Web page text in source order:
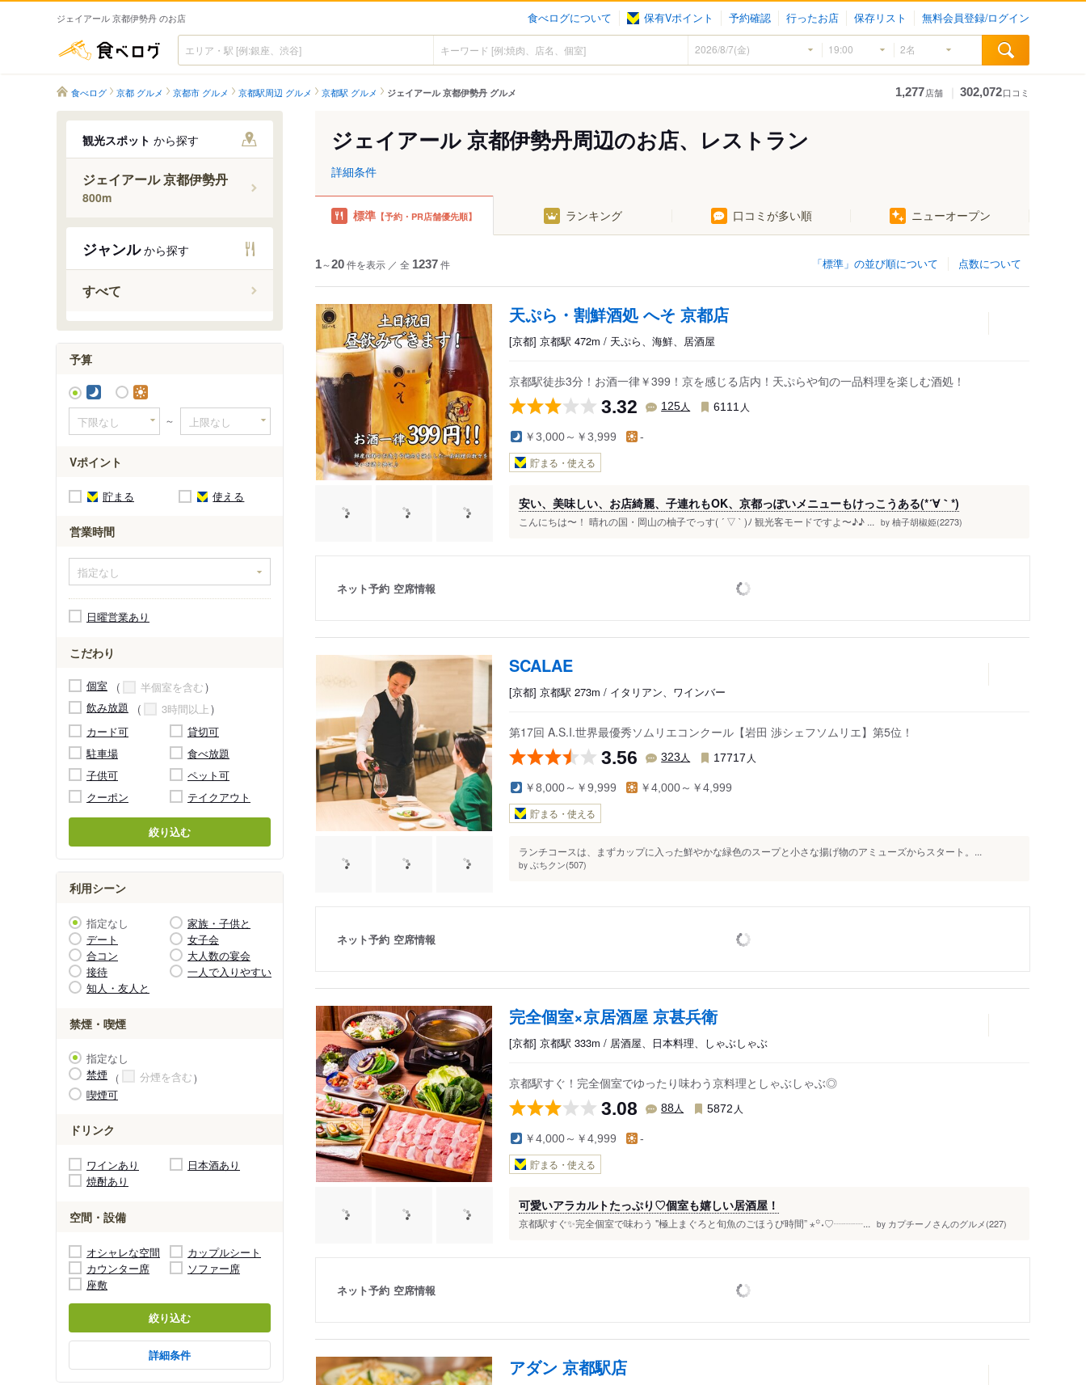
ジェイアール 京都伊勢丹 のお店 食べログについて 保有Vポイント 予約確認 行ったお店 保存リスト 無料会員登録/ログイン
食べログ
食べログ 京都 グルメ 京都市 グルメ 京都駅周辺 グルメ 京都駅 グルメ ジェイアール 京都伊勢丹 グルメ 1,277店舗 302,072口コミ
観光スポット から探す
ジェイアール 京都伊勢丹
800m
ジャンルから探す
すべて
予算
～
Vポイント
貯まる 使える
営業時間
日曜営業あり
こだわり
個室
半個室を含む
飲み放題
3時間以上
カード可
貸切可
駐車場
食べ放題
子供可
ペット可
クーポン
テイクアウト
絞り込む
利用シーン
指定なし
家族・子供と
デート
女子会
合コン
大人数の宴会
接待
一人で入りやすい
知人・友人と
禁煙・喫煙
指定なし
禁煙
分煙を含む
喫煙可
ドリンク
ワインあり
日本酒あり
焼酎あり
空間・設備
オシャレな空間
カップルシート
カウンター席
ソファー席
座敷
絞り込む
詳細条件
ジェイアール 京都伊勢丹周辺のお店、レストラン
詳細条件
標準 【予約・PR店舗優先順】 ランキング 口コミが多い順 ニューオープン
1～20件を表示 ／ 全 1237件 点数について
「標準」の並び順について
天ぷら・割鮮酒処 へそ 京都店
[京都] 京都駅 472m / 天ぷら、海鮮、居酒屋
京都駅徒歩3分！お酒一律￥399！京を感じる店内！天ぷらや旬の一品料理を楽しむ酒処！
3.32 125人 6111 人
￥3,000～￥3,999 -
貯まる・使える
安い、美味しい、お店綺麗、子連れもOK、京都っぽいメニューもけっこうある(*´∀｀*)
こんにちは〜！ 晴れの国・岡山の柚子でっす( ´ ▽ ` )ﾉ 観光客モードですよ〜♪♪ ... by 柚子胡椒姫(2273)
ネット予約 空席情報
SCALAE
[京都] 京都駅 273m / イタリアン、ワインバー
第17回 A.S.I.世界最優秀ソムリエコンクール【岩田 渉シェフソムリエ】第5位！
3.56 323 人 17717 人
￥8,000～￥9,999 ￥4,000～￥4,999
貯まる・使える
ランチコースは、まずカップに入った鮮やかな緑色のスープと小さな揚げ物のアミューズからスタート。...
by ぶちクン(507)
ネット予約 空席情報
完全個室×京居酒屋 京甚兵衛
[京都] 京都駅 333m / 居酒屋、日本料理、しゃぶしゃぶ
京都駅すぐ！完全個室でゆったり味わう京料理としゃぶしゃぶ◎
3.08 88人 5872 人
￥4,000～￥4,999 -
貯まる・使える
可愛いアラカルトたっぷり♡個室も嬉しい居酒屋！
京都駅すぐ✨完全個室で味わう "極上まぐろと旬魚のごほうび時間” ⋆꙳˖♡┈┈┈... by カプチーノさんのグルメ(227)
ネット予約 空席情報
アダン 京都駅店